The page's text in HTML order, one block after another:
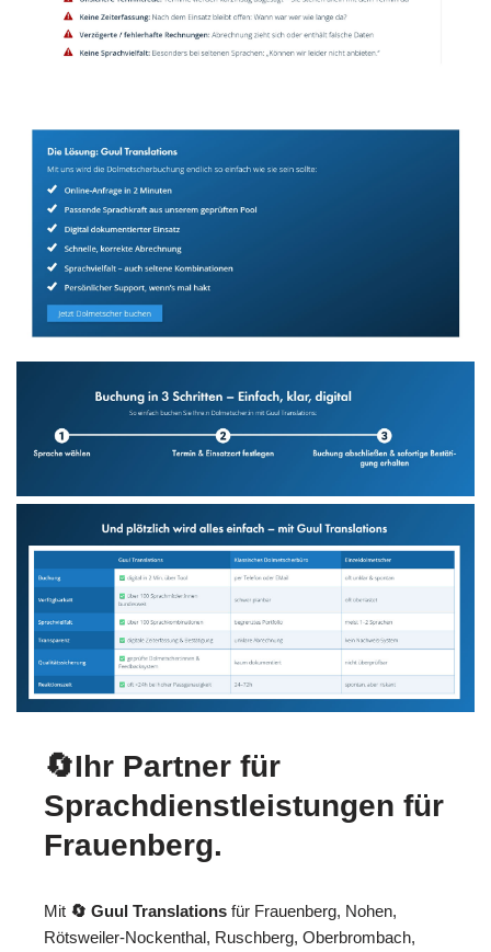
🔄Ihr Partner für
Sprachdienstleistungen für
Frauenberg.
Mit 🔄 Guul Translations für Frauenberg, Nohen,
Rötsweiler-Nockenthal, Ruschberg, Oberbrombach,